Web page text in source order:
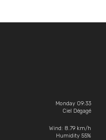
Monday 09:33
Ciel Dégagé
Wind: 8.79 km/h
Humidity 55%